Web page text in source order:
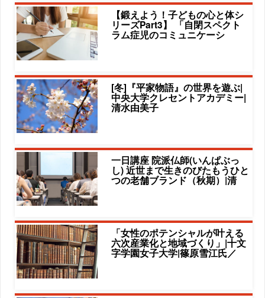
【鍛えよう！子どもの心と体シ
リーズPart3】 「自閉スペクト
ラム症児のコミュニケーシ
[冬]『平家物語』の世界を遊ぶ|
中央大学クレセントアカデミー|
清水由美子
一日講座 院派仏師(いんぱぶっ
し) 近世まで生きのびたもうひと
つの老舗ブランド（秋期）|清
「女性のポテンシャルが叶える
六次産業化と地域づくり」|十文
字学園女子大学|篠原雪江氏／